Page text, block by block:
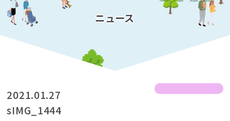
ニュース
2021.01.27
sIMG_1444